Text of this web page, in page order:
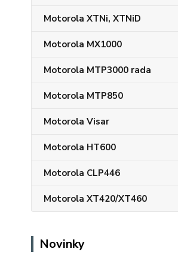
Motorola XTNi, XTNiD
Motorola MX1000
Motorola MTP3000 rada
Motorola MTP850
Motorola Visar
Motorola HT600
Motorola CLP446
Motorola XT420/XT460
Novinky